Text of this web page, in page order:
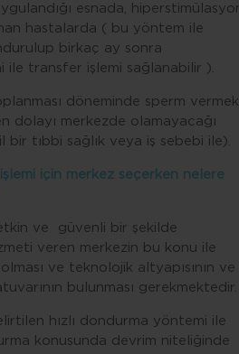
esnada,
hastalarda ( bu yöntem ile
birkaç ay sonra
ile transfer işlemi sağlanabilir ).
döneminde sperm vermek
dolayı merkezde olamayacağı
tıbbi sağlık veya iş sebebi ile).
için merkez seçerken nelere
ve güvenli bir şekilde
veren merkezin bu konu ile
ve teknolojik altyapısının ve
bulunması gerekmektedir.
hızlı dondurma yöntemi ile
konusunda devrim niteliğinde